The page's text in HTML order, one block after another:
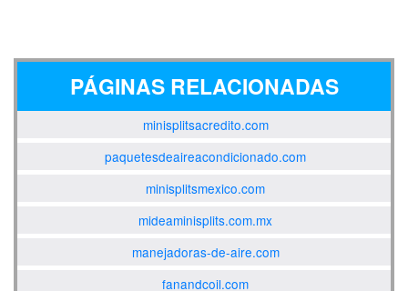
PÁGINAS RELACIONADAS
minisplitsacredito.com
paquetesdeaireacondicionado.com
minisplitsmexico.com
mideaminisplits.com.mx
manejadoras-de-aire.com
fanandcoil.com